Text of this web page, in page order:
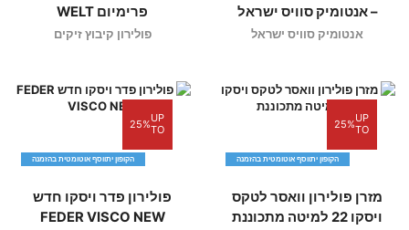
– אנטומיק סוויס ישראל
אנטומיק סוויס ישראל
פרימיום WELT
פולירון קיבוץ זיקים
UP
TO
25%
הקופון יתווסף אוטומטית בהזמנה
מזרן פולירון וואסר לטקס
ויסקו 22 למיטה מתכוננת
UP
TO
25%
הקופון יתווסף אוטומטית בהזמנה
פולירון פדר ויסקו חדש
FEDER VISCO NEW